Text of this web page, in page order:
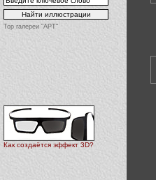
Top галереи "АРТ"
Как создаётся эффект 3D?